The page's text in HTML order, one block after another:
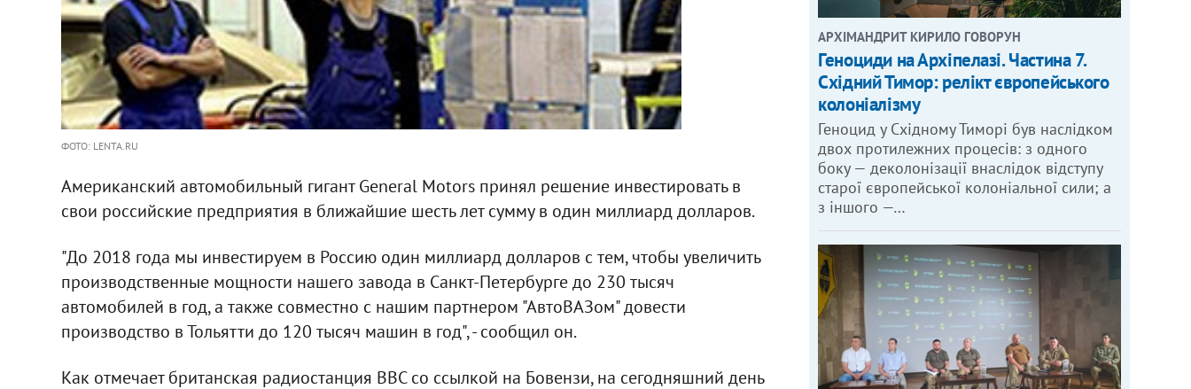
ФОТО: LENTA.RU
Американский автомобильный гигант General Motors принял решение инвестировать в
свои российские предприятия в ближайшие шесть лет сумму в один миллиард долларов.
"До 2018 года мы инвестируем в Россию один миллиард долларов с тем, чтобы увеличить
производственные мощности нашего завода в Санкт-Петербурге до 230 тысяч
автомобилей в год, а также совместно с нашим партнером "АвтоВАЗом" довести
производство в Тольятти до 120 тысяч машин в год", - сообщил он.
Как отмечает британская радиостанция BBC со ссылкой на Бовензи, на сегодняшний день
АРХІМАНДРИТ КИРИЛО ГОВОРУН
Геноциди на Архіпелазі. Частина 7.
Східний Тимор: релікт європейського
колоніалізму
Геноцид у Східному Тиморі був наслідком
двох протилежних процесів: з одного
боку — деколонізації внаслідок відступу
старої європейської колоніальної сили; а
з іншого —…